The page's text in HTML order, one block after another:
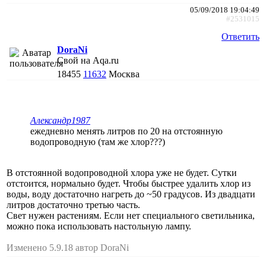
05/09/2018 19:04:49
#2531015
Ответить
DoraNi
Свой на Aqa.ru
18455 11632 Москва
Александр1987
ежедневно менять литров по 20 на отстоянную
водопроводную (там же хлор???)
В отстоянной водопроводной хлора уже не будет. Сутки
отстоится, нормально будет. Чтобы быстрее удалить хлор из
воды, воду достаточно нагреть до ~50 градусов. Из двадцати
литров достаточно третью часть.
Свет нужен растениям. Если нет специального светильника,
можно пока использовать настольную лампу.
Изменено 5.9.18 автор DoraNi